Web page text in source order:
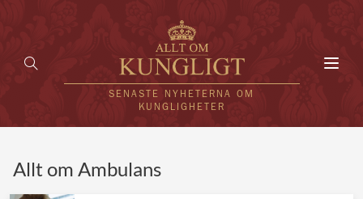
SENASTE NYHETERNA OM
KUNGLIGHETER
Allt om Ambulans